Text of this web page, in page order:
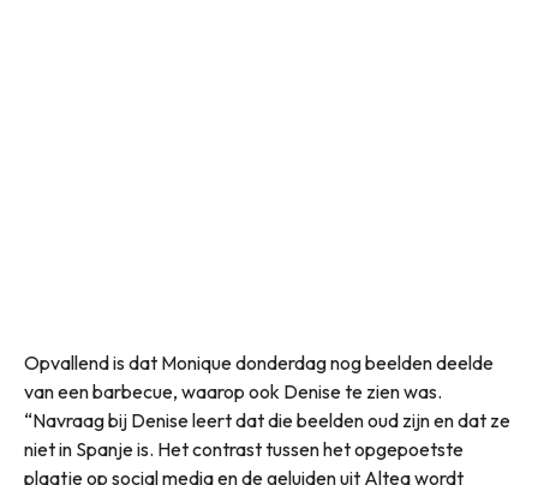
Opvallend is dat Monique donderdag nog beelden deelde
van een barbecue, waarop ook Denise te zien was.
“Navraag bij Denise leert dat die beelden oud zijn en dat ze
niet in Spanje is. Het contrast tussen het opgepoetste
plaatje op social media en de geluiden uit Altea wordt